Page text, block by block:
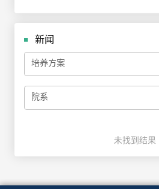
新闻
培养方案
院系
未找到结果